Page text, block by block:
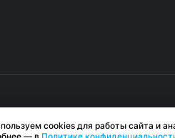
cookies для работы сайта и